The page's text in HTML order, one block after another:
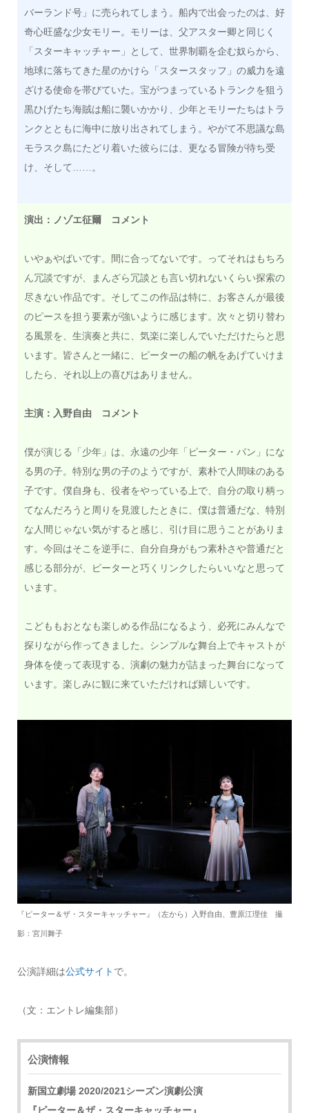
バーランド号」に売られてしまう。船内で出会ったのは、好
奇心旺盛な少女モリー。モリーは、父アスター卿と同じく
「スターキャッチャー」として、世界制覇を企む奴らから、
地球に落ちてきた星のかけら「スタースタッフ」の威力を遠
ざける使命を帯びていた。宝がつまっているトランクを狙う
黒ひげたち海賊は船に襲いかかり、少年とモリーたちはトラ
ンクとともに海中に放り出されてしまう。やがて不思議な島
モラスク島にたどり着いた彼らには、更なる冒険が待ち受
け、そして……。
演出：ノゾエ征爾 コメント
いやぁやばいです。間に合ってないです。ってそれはもちろ
ん冗談ですが、まんざら冗談とも言い切れないくらい探索の
尽きない作品です。そしてこの作品は特に、お客さんが最後
のピースを担う要素が強いように感じます。次々と切り替わ
る風景を、生演奏と共に、気楽に楽しんでいただけたらと思
います。皆さんと一緒に、ピーターの船の帆をあげていけま
したら、それ以上の喜びはありません。
主演：入野自由 コメント
僕が演じる「少年」は、永遠の少年「ピーター・パン」にな
る男の子。特別な男の子のようですが、素朴で人間味のある
子です。僕自身も、役者をやっている上で、自分の取り柄っ
てなんだろうと周りを見渡したときに、僕は普通だな、特別
な人間じゃない気がすると感じ、引け目に思うことがありま
す。今回はそこを逆手に、自分自身がもつ素朴さや普通だと
感じる部分が、ピーターと巧くリンクしたらいいなと思って
います。
こどももおとなも楽しめる作品になるよう、必死にみんなで
探りながら作ってきました。シンプルな舞台上でキャストが
身体を使って表現する、演劇の魅力が詰まった舞台になって
います。楽しみに観に来ていただければ嬉しいです。
『ピーター＆ザ・スターキャッチャー』（左から）入野自由、豊原江理佳 撮
影：宮川舞子
公演詳細は公式サイト で。
（文：エントレ編集部）
公演情報
新国立劇場 2020/2021シーズン演劇公演
『ピーター＆ザ・スターキャッチャー』